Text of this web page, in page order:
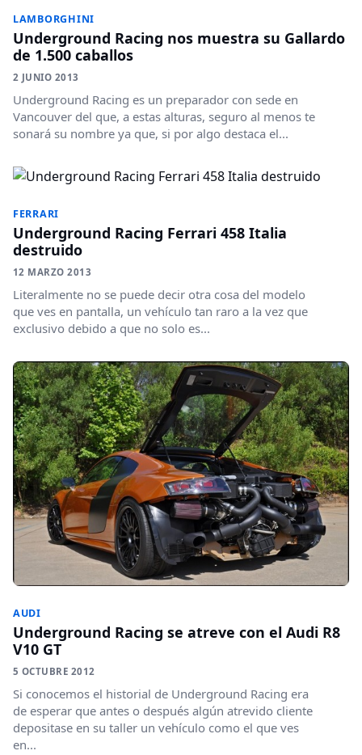
LAMBORGHINI
Underground Racing nos muestra su Gallardo
de 1.500 caballos
2 JUNIO 2013
Underground Racing es un preparador con sede en
Vancouver del que, a estas alturas, seguro al menos te
sonará su nombre ya que, si por algo destaca el...
FERRARI
Underground Racing Ferrari 458 Italia
destruido
12 MARZO 2013
Literalmente no se puede decir otra cosa del modelo
que ves en pantalla, un vehículo tan raro a la vez que
exclusivo debido a que no solo es...
AUDI
Underground Racing se atreve con el Audi R8
V10 GT
5 OCTUBRE 2012
Si conocemos el historial de Underground Racing era
de esperar que antes o después algún atrevido cliente
depositase en su taller un vehículo como el que ves
en...